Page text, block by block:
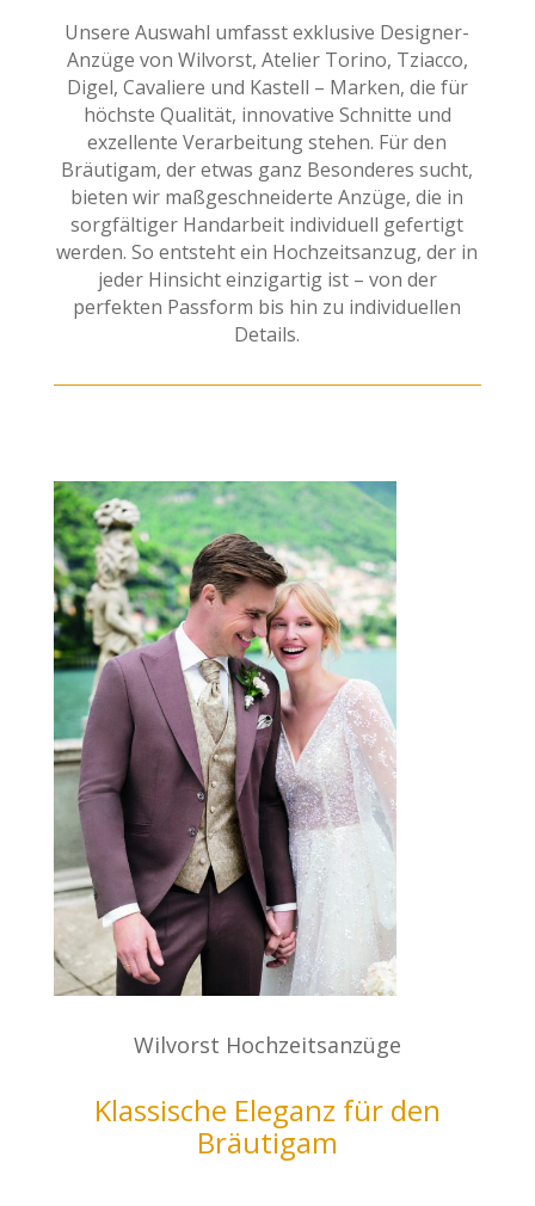
Unsere Auswahl umfasst exklusive Designer-
Anzüge von Wilvorst, Atelier Torino, Tziacco,
Digel, Cavaliere und Kastell – Marken, die für
höchste Qualität, innovative Schnitte und
exzellente Verarbeitung stehen. Für den
Bräutigam, der etwas ganz Besonderes sucht,
bieten wir maßgeschneiderte Anzüge, die in
sorgfältiger Handarbeit individuell gefertigt
werden. So entsteht ein Hochzeitsanzug, der in
jeder Hinsicht einzigartig ist – von der
perfekten Passform bis hin zu individuellen
Details.
Wilvorst Hochzeitsanzüge
Klassische Eleganz für den
Bräutigam